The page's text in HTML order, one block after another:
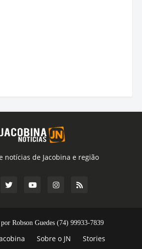
notícias de Jacobina e região
Robson Guedes (74) 99933-7839
Sobre o JN Stories